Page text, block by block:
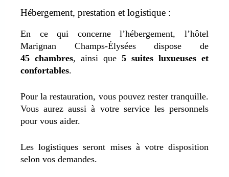
Hébergement, prestation et logistique :
En ce qui concerne l’hébergement, l’hôtel
Marignan Champs-Élysées dispose de
45 chambres, ainsi que 5 suites luxueuses et
confortables.
Pour la restauration, vous pouvez rester tranquille.
Vous aurez aussi à votre service les personnels
pour vous aider.
Les logistiques seront mises à votre disposition
selon vos demandes.